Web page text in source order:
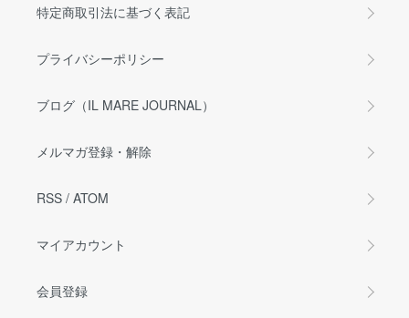
特定商取引法に基づく表記
プライバシーポリシー
ブログ（IL MARE JOURNAL）
メルマガ登録・解除
RSS / ATOM
マイアカウント
会員登録